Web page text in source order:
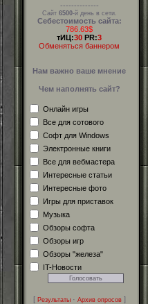
--------------
Сайт 6500-й день в сети.
Себестоимость сайта:
786.63$
тИЦ:30 PR:3
Обменяться баннером
Нам важно ваше мнение
Чем наполнять сайт?
Онлайн игры
Все для сотового
Софт для Windows
Электронные книги
Все для вебмастера
Интересные статьи
Интересные фото
Игры для приставок
Музыка
Обзоры софта
Обзоры игр
Обзоры "железа"
IT-Новости
[ Результаты· Архив опросов]